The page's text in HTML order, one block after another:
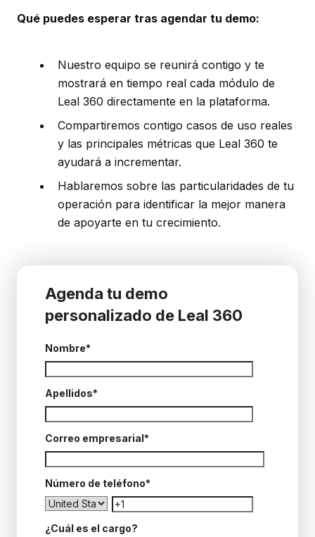
Qué puedes esperar tras agendar tu demo:
Nuestro equipo se reunirá contigo y te
mostrará en tiempo real cada módulo de
Leal 360 directamente en la plataforma.
Compartiremos contigo casos de uso reales
y las principales métricas que Leal 360 te
ayudará a incrementar.
Hablaremos sobre las particularidades de tu
operación para identificar la mejor manera
de apoyarte en tu crecimiento.
Agenda tu demo
personalizado de Leal 360
Nombre*
Apellidos*
Correo empresarial*
Número de teléfono*
¿Cuál es el cargo?